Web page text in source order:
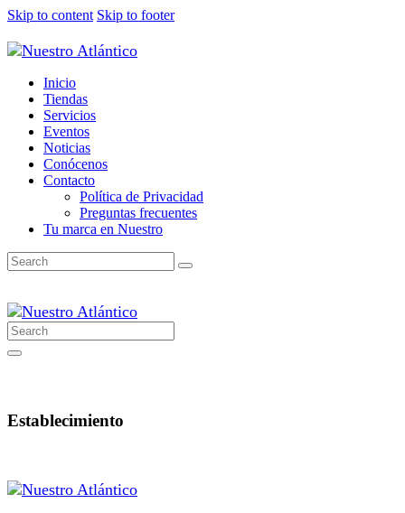
Skip to content Skip to footer
Inicio
Tiendas
Servicios
Eventos
Noticias
Conócenos
Contacto
Política de Privacidad
Preguntas frecuentes
Tu marca en Nuestro
Establecimiento